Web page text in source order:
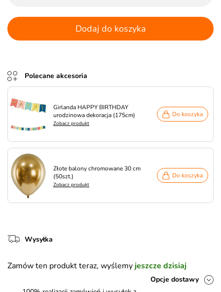
Dodaj do koszyka
Polecane akcesoria
Girlanda HAPPY BIRTHDAY
urodzinowa dekoracja (175cm)
Zobacz produkt
Do koszyka
Złote balony chromowane 30 cm
(50szt.)
Zobacz produkt
Do koszyka
Wysyłka
Zamów ten produkt teraz, wyślemy jeszcze dzisiaj
Opcje dostawy